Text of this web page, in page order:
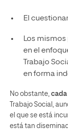
El
Los
en el
Trabajo
en forma
No obstante, cada
Trabajo Social,
el que se está
está tan